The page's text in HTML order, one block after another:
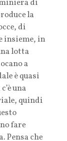
di
la
di
insieme, in
lotta
a
è quasi
una
quindi
fare
Pensa che